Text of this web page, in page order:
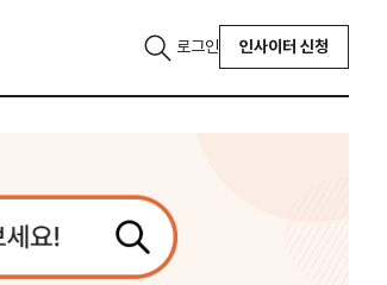
로그인 인사이터 신청